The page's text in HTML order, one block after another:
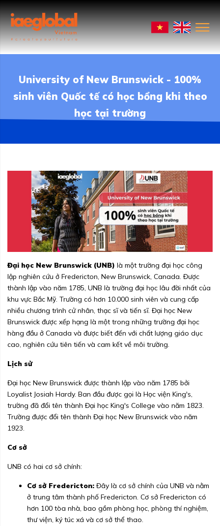
University of New Brunswick - 100%
sinh viên Quốc tế có học bổng khi theo
học tại trường
Đại học New Brunswick (UNB) là một trường đại học công
lập nghiên cứu ở Fredericton, New Brunswick, Canada. Được
thành lập vào năm 1785, UNB là trường đại học lâu đời nhất của
khu vực Bắc Mỹ. Trường có hơn 10.000 sinh viên và cung cấp
nhiều chương trình cử nhân, thạc sĩ và tiến sĩ. Đại học New
Brunswick được xếp hạng là một trong những trường đại học
hàng đầu ở Canada và được biết đến với chất lượng giáo dục
cao, nghiên cứu tiên tiến và cam kết về môi trường.
Lịch sử
Đại học New Brunswick được thành lập vào năm 1785 bởi
Loyalist Josiah Hardy. Ban đầu được gọi là Học viện King's,
trường đã đổi tên thành Đại học King's College vào năm 1823.
Trường được đổi tên thành Đại học New Brunswick vào năm
1923.
Cơ sở
UNB có hai cơ sở chính:
Cơ sở Fredericton: Đây là cơ sở chính của UNB và nằm
ở trung tâm thành phố Fredericton. Cơ sở Fredericton có
hơn 100 tòa nhà, bao gồm phòng học, phòng thí nghiệm,
thư viện, ký túc xá và cơ sở thể thao.